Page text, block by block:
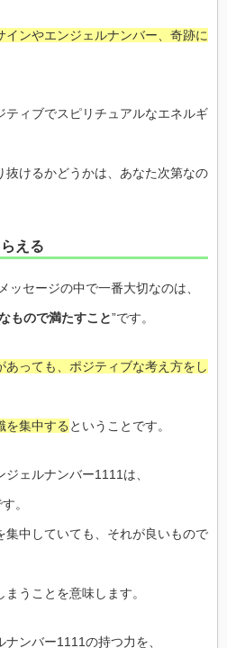
インやエンジェルナンバー、奇跡に
ティブでスピリチュアルなエネルギ
抜けるかどうかは、あなた次第なの
える
ッセージの中で一番大切なのは、
もので満たすこと”です。
あっても、ポジティブな考え方をし
を集中する ということです。
ェルナンバー1111は、
。
集中していても、それが良いもので
うことを意味します。
ンバー1111の持つ力を、